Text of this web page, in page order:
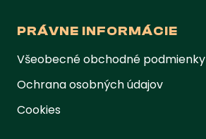
PRÁVNE INFORMÁCIE
Všeobecné obchodné podmienky
Ochrana osobných údajov
Cookies